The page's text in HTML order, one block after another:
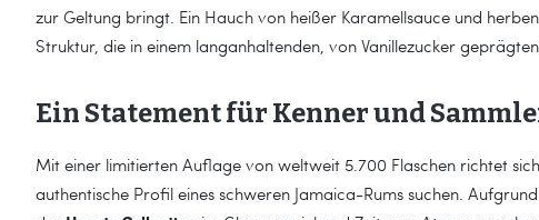
zur Geltung bringt. Ein Hauch von heißer Karamellsauce und
Struktur, die in einem langanhaltenden, von Vanillezucker
Ein Statement für Kenner und
Mit einer limitierten Auflage von weltweit 5.700 Flaschen richtet
authentische Profil eines schweren Jamaica-Rums suchen.